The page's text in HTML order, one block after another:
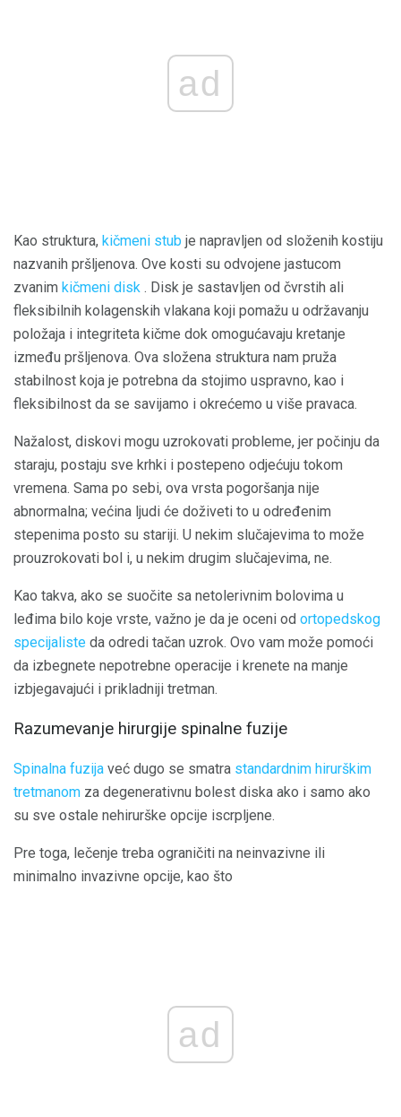
ad
Kao struktura, kičmeni stub je napravljen od složenih kostiju
nazvanih pršljenova. Ove kosti su odvojene jastucom
zvanim kičmeni disk . Disk je sastavljen od čvrstih ali
fleksibilnih kolagenskih vlakana koji pomažu u održavanju
položaja i integriteta kičme dok omogućavaju kretanje
između pršljenova. Ova složena struktura nam pruža
stabilnost koja je potrebna da stojimo uspravno, kao i
fleksibilnost da se savijamo i okrećemo u više pravaca.
Nažalost, diskovi mogu uzrokovati probleme, jer počinju da
staraju, postaju sve krhki i postepeno odjećuju tokom
vremena. Sama po sebi, ova vrsta pogoršanja nije
abnormalna; većina ljudi će doživeti to u određenim
stepenima posto su stariji. U nekim slučajevima to može
prouzrokovati bol i, u nekim drugim slučajevima, ne.
Kao takva, ako se suočite sa netolerivnim bolovima u
leđima bilo koje vrste, važno je da je oceni od ortopedskog
specijaliste da odredi tačan uzrok. Ovo vam može pomoći
da izbegnete nepotrebne operacije i krenete na manje
izbjegavajući i prikladniji tretman.
Razumevanje hirurgije spinalne fuzije
Spinalna fuzija već dugo se smatra standardnim hirurškim
tretmanom za degenerativnu bolest diska ako i samo ako
su sve ostale nehirurške opcije iscrpljene.
Pre toga, lečenje treba ograničiti na neinvazivne ili
minimalno invazivne opcije, kao što
ad